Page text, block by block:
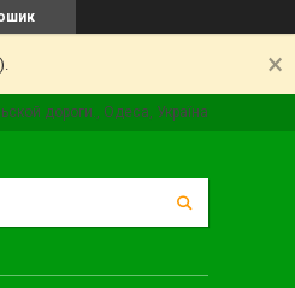
дороги., Одеса, Україна